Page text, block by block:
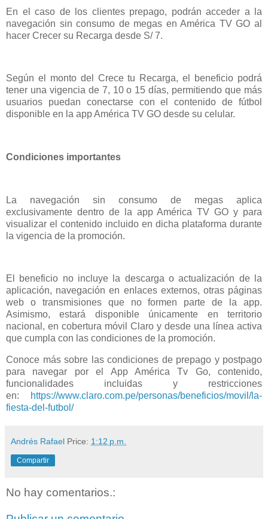
En el caso de los clientes prepago, podrán acceder a la
navegación sin consumo de megas en América TV GO al
hacer Crecer su Recarga desde S/ 7.
Según el monto del Crece tu Recarga, el beneficio podrá
tener una vigencia de 7, 10 o 15 días, permitiendo que más
usuarios puedan conectarse con el contenido de fútbol
disponible en la app América TV GO desde su celular.
Condiciones importantes
La navegación sin consumo de megas aplica
exclusivamente dentro de la app América TV GO y para
visualizar el contenido incluido en dicha plataforma durante
la vigencia de la promoción.
El beneficio no incluye la descarga o actualización de la
aplicación, navegación en enlaces externos, otras páginas
web o transmisiones que no formen parte de la app.
Asimismo, estará disponible únicamente en territorio
nacional, en cobertura móvil Claro y desde una línea activa
que cumpla con las condiciones de la promoción.
Conoce más sobre las condiciones de prepago y postpago
para navegar por el App América Tv Go, contenido,
funcionalidades incluidas y restricciones
en:
https://www.claro.com.pe/personas/beneficios/movil/la-
fiesta-del-futbol/
Andrés Rafael Price: 1:12 p.m.
Compartir
No hay comentarios.: